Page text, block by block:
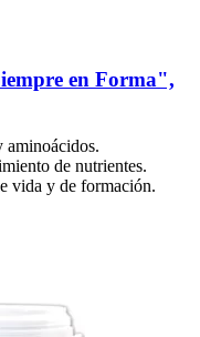
en Forma",
aminoácidos.
de nutrientes.
vida y de formación.